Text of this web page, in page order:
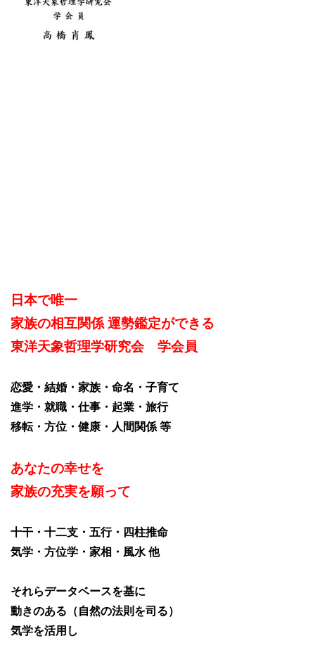
日本で唯一
家族の相互関係 運勢鑑定ができる
東洋天象哲理学研究会 学会員
恋愛・結婚・家族・命名・子育て
進学・就職・仕事・起業・旅行
移転・方位・健康・人間関係 等
あなたの幸せを
家族の充実を願って
十干・十二支・五行・四柱推命
気学・方位学・家相・風水 他
それらデータベースを基に
動きのある（自然の法則を司る）
気学を活用し